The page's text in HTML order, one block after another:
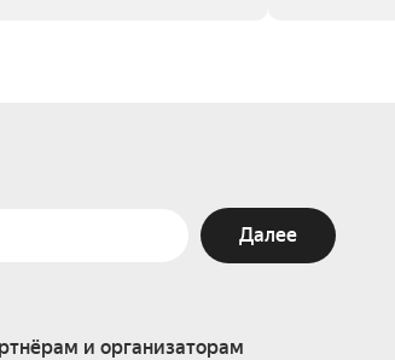
Далее
и организаторам